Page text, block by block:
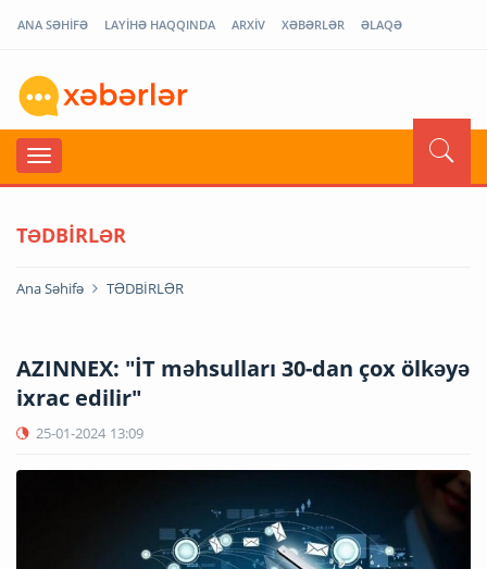
ANA SƏHİFƏ LAYİHƏ HAQQINDA ARXİV XƏBƏRLƏR ƏLAQƏ
TƏDBİRLƏR
Ana Səhifə TƏDBİRLƏR
AZINNEX: "İT məhsulları 30-dan çox ölkəyə
ixrac edilir"
25-01-2024 13:09